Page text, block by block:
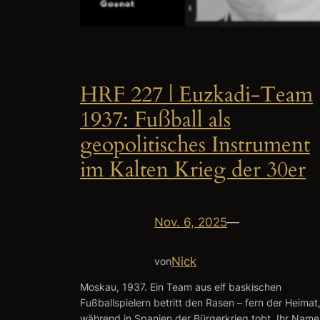
HRF 227 | Euzkadi-Team
1937: Fußball als
geopolitisches Instrument
im Kalten Krieg der 30er
Nov. 6, 2025—
vonNick
Moskau, 1937. Ein Team aus elf baskischen
Fußballspielern betritt den Rasen – fern der Heimat,